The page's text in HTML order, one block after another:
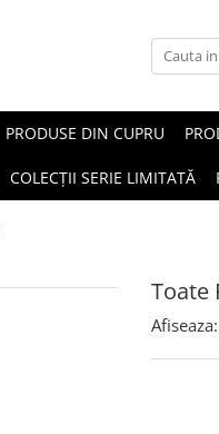
PRODUSE DIN CUPRU
COLECȚII SERIE LIMITATĂ
Toate
Afiseaza: